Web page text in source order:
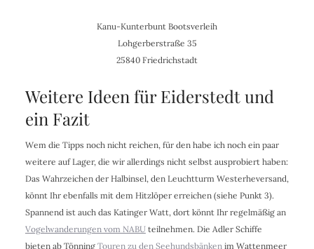
Kanu-Kunterbunt Bootsverleih
Lohgerberstraße 35
25840 Friedrichstadt
Weitere Ideen für Eiderstedt und
ein Fazit
Wem die Tipps noch nicht reichen, für den habe ich noch ein paar
weitere auf Lager, die wir allerdings nicht selbst ausprobiert haben:
Das Wahrzeichen der Halbinsel, den Leuchtturm Westerheversand,
könnt Ihr ebenfalls mit dem Hitzlöper erreichen (siehe Punkt 3).
Spannend ist auch das Katinger Watt, dort könnt Ihr regelmäßig an
Vogelwanderungen vom NABUteilnehmen. Die Adler Schiffe
bieten ab Tönning Touren zu den Seehundsbänkenim Wattenmeer